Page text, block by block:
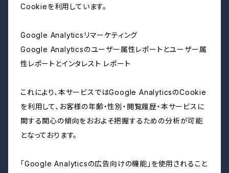
Cookieを利用しています。
Google Analyticsリマーケティング
Google Analyticsのユーザー属性レポートとユーザー属
性レポートとインタレスト レポート
これにより、本サービスではGoogle AnalyticsのCookie
を利用して、お客様の年齢・性別・閲覧履歴・本サービスに
関する関心の傾向をおおよそ把握するための分析が可能
となっております。
「Google Analyticsの広告向けの機能」を使用されること